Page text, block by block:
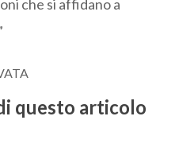
che si affidano a
questo articolo